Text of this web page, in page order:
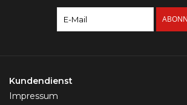
Kundendienst
Impressum